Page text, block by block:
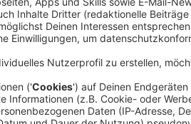
Innerhalb einer Woche hat
verdoppelt. Drei von ihnen
Anzeige
Sprunghafter Anstieg